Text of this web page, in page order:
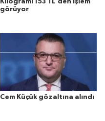
görüyor
Cem Küçük gözaltına alındı